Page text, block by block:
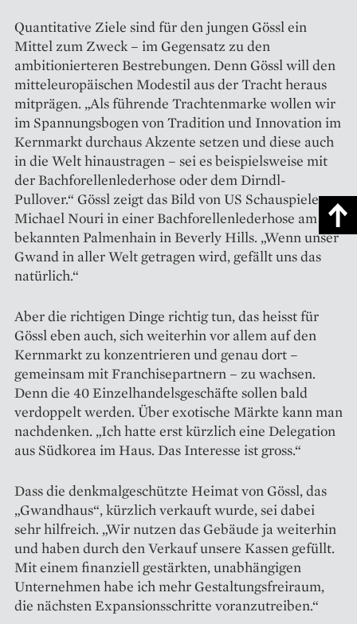
Quantitative Ziele sind für den jungen Gössl ein
Mittel zum Zweck – im Gegensatz zu den
ambitionierteren Bestrebungen. Denn Gössl will den
mitteleuropäischen Modestil aus der Tracht heraus
mitprägen. „Als führende Trachtenmarke wollen wir
im Spannungsbogen von Tradition und Innovation im
Kernmarkt durchaus Akzente setzen und diese auch
in die Welt hinaustragen – sei es beispielsweise mit
der Bachforellenlederhose oder dem Dirndl-
Pullover.“ Gössl zeigt das Bild von US Schauspieler
Michael Nouri in einer Bachforellenlederhose am
bekannten Palmenhain in Beverly Hills. „Wenn unser
Gwand in aller Welt getragen wird, gefällt uns das
natürlich.“
Aber die richtigen Dinge richtig tun, das heisst für
Gössl eben auch, sich weiterhin vor allem auf den
Kernmarkt zu konzentrieren und genau dort –
gemeinsam mit Franchisepartnern – zu wachsen.
Denn die 40 Einzelhandelsgeschäfte sollen bald
verdoppelt werden. Über exotische Märkte kann man
nachdenken. „Ich hatte erst kürzlich eine Delegation
aus Südkorea im Haus. Das Interesse ist gross.“
Dass die denkmalgeschützte Heimat von Gössl, das
„Gwandhaus“, kürzlich verkauft wurde, sei dabei
sehr hilfreich. „Wir nutzen das Gebäude ja weiterhin
und haben durch den Verkauf unsere Kassen gefüllt.
Mit einem finanziell gestärkten, unabhängigen
Unternehmen habe ich mehr Gestaltungsfreiraum,
die nächsten Expansionsschritte voranzutreiben.“